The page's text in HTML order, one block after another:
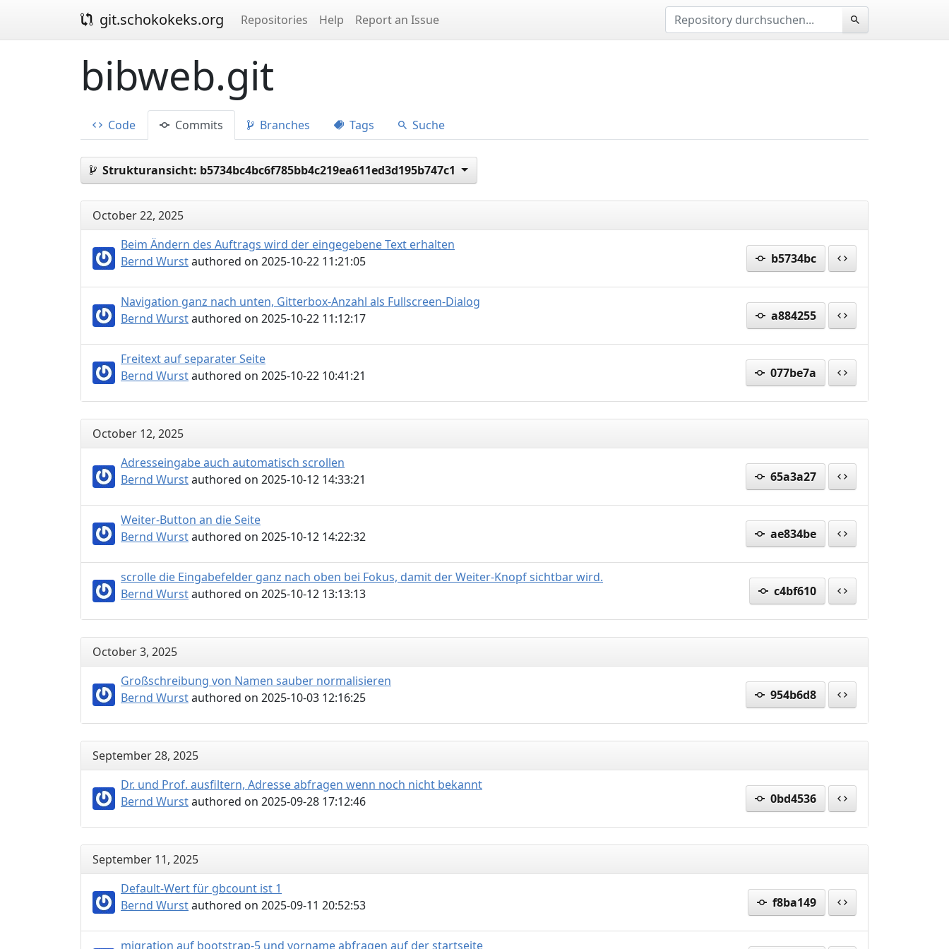
git.schokokeks.org Repositories Help Report an Issue
bibweb.git
Code Commits Branches Tags Suche
Strukturansicht: b5734bc4bc6f785bb4c219ea611ed3d195b747c1
October 22, 2025
Beim Ändern des Auftrags wird der eingegebene Text erhalten
Bernd Wurstauthored on 2025-10-22 11:21:05 b5734bc
Navigation ganz nach unten, Gitterbox-Anzahl als Fullscreen-Dialog
Bernd Wurstauthored on 2025-10-22 11:12:17 a884255
Freitext auf separater Seite
Bernd Wurstauthored on 2025-10-22 10:41:21 077be7a
October 12, 2025
Adresseingabe auch automatisch scrollen
Bernd Wurstauthored on 2025-10-12 14:33:21 65a3a27
Weiter-Button an die Seite
Bernd Wurstauthored on 2025-10-12 14:22:32 ae834be
scrolle die Eingabefelder ganz nach oben bei Fokus, damit der Weiter-Knopf sichtbar wird.
Bernd Wurstauthored on 2025-10-12 13:13:13 c4bf610
October 3, 2025
Großschreibung von Namen sauber normalisieren
Bernd Wurstauthored on 2025-10-03 12:16:25 954b6d8
September 28, 2025
Dr. und Prof. ausfiltern, Adresse abfragen wenn noch nicht bekannt
Bernd Wurstauthored on 2025-09-28 17:12:46 0bd4536
September 11, 2025
Default-Wert für gbcount ist 1
Bernd Wurstauthored on 2025-09-11 20:52:53 f8ba149
migration auf bootstrap-5 und vorname abfragen auf der startseite